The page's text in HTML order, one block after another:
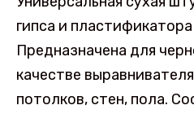
гипса и
Предназначена для
качестве
потолков, стен, пола.